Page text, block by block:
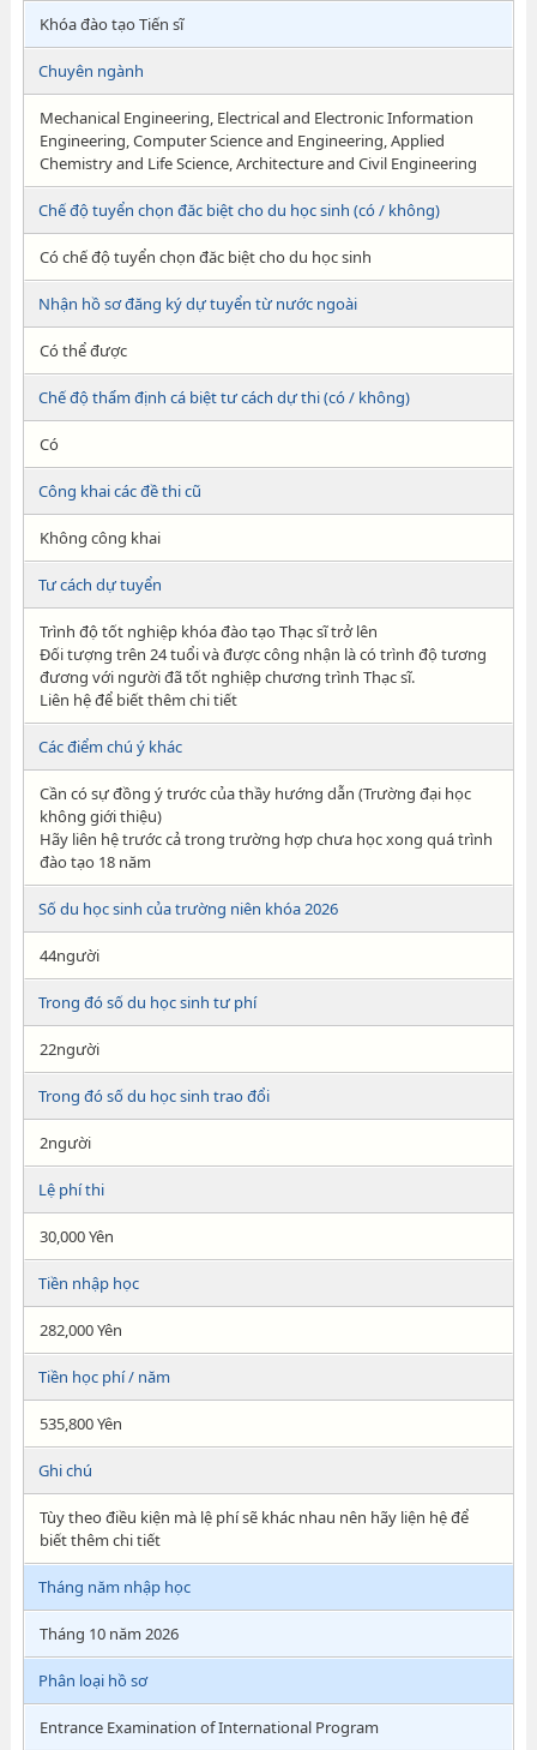
Khóa đào tạo Tiến sĩ
Chuyên ngành
Mechanical Engineering, Electrical and Electronic Information
Engineering, Computer Science and Engineering, Applied
Chemistry and Life Science, Architecture and Civil Engineering
Chế độ tuyển chọn đăc biệt cho du học sinh (có / không)
Có chế độ tuyển chọn đăc biệt cho du học sinh
Nhận hồ sơ đăng ký dự tuyển từ nước ngoài
Có thể được
Chế độ thẩm định cá biệt tư cách dự thi (có / không)
Có
Công khai các đề thi cũ
Không công khai
Tư cách dự tuyển
Trình độ tốt nghiệp khóa đào tạo Thạc sĩ trở lên
Đối tượng trên 24 tuổi và được công nhận là có trình độ tương
đương với người đã tốt nghiệp chương trình Thạc sĩ.
Liên hệ để biết thêm chi tiết
Các điểm chú ý khác
Cần có sự đồng ý trước của thầy hướng dẫn (Trường đại học
không giới thiệu)
Hãy liên hệ trước cả trong trường hợp chưa học xong quá trình
đào tạo 18 năm
Số du học sinh của trường niên khóa 2026
44người
Trong đó số du học sinh tư phí
22người
Trong đó số du học sinh trao đổi
2người
Lệ phí thi
30,000 Yên
Tiền nhập học
282,000 Yên
Tiền học phí / năm
535,800 Yên
Ghi chú
Tùy theo điều kiện mà lệ phí sẽ khác nhau nên hãy liện hệ để
biết thêm chi tiết
Tháng năm nhập học
Tháng 10 năm 2026
Phân loại hồ sơ
Entrance Examination of International Program